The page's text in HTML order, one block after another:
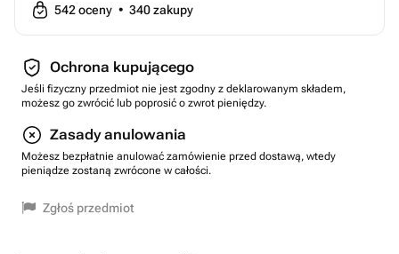
542oceny • 340zakupy
Ochrona kupującego
Jeśli fizyczny przedmiot nie jest zgodny z deklarowanym składem,
możesz go zwrócić lub poprosić o zwrot pieniędzy.
Zasady anulowania
Możesz bezpłatnie anulować zamówienie przed dostawą, wtedy
pieniądze zostaną zwrócone w całości.
Zgłoś przedmiot